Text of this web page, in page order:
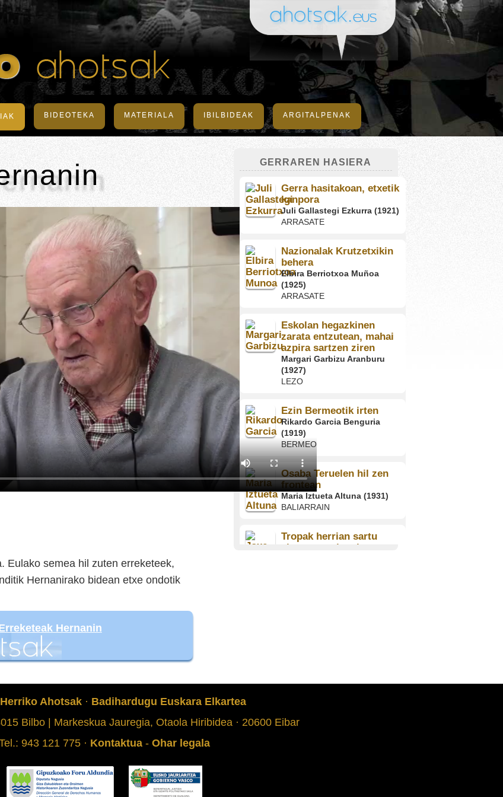
BIDEOTEKA MATERIALA IBILBIDEAK ARGITALPENAK
Eulako semea hil zuten erreketeek,
Hernanirako bidean etxe ondotik
Hernanin
GERRAREN HASIERA
Gerra hasitakoan, etxetik
kanpora
Juli Gallastegi Ezkurra (1921)
ARRASATE
Nazionalak Krutzetxikin
behera
Elbira Berriotxoa Muñoa
(1925)
ARRASATE
Eskolan hegazkinen
zarata entzutean, mahai
azpira sartzen ziren
Margari Garbizu Aranburu
(1927)
LEZO
Ezin Bermeotik irten
Rikardo Garcia Benguria
(1919)
BERMEO
Osaba Teruelen hil zen
frontean
Maria Iztueta Altuna (1931)
BALIARRAIN
Tropak herrian sartu
ziren eguneko giroa
azpian eramateko gizona
Ahotsak · Badihardugu Euskara Elkartea
Bilbo | Markeskua Jauregia, Otaola Hiribidea · 20600 Eibar
943 121 775 · Kontaktua - Ohar legala